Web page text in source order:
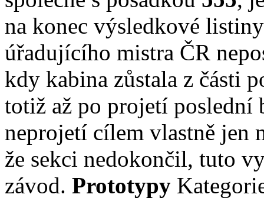
na konec výsledkové
úřadujícího mistra ČR
kdy kabina zůstala z části
totiž až po projetí poslední
neprojetí cílem vlastně jen
že sekci nedokončil, tuto
závod. Prototypy